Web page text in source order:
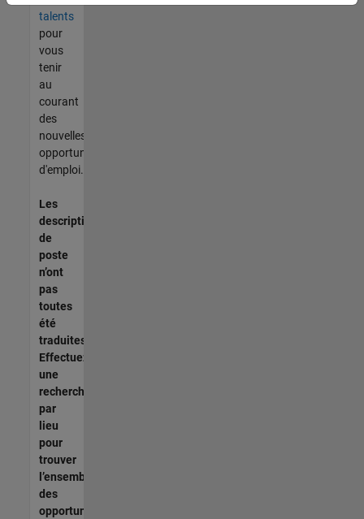
talents
pour
vous
tenir
au
courant
des
nouvelles
opportunités
d'emploi.
Les
descriptions
de
poste
n’ont
pas
toutes
été
traduites.
Effectuez
une
recherche
par
lieu
pour
trouver
l’ensemble
des
opportunités